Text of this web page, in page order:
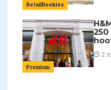
RetailRookies
Premium
2